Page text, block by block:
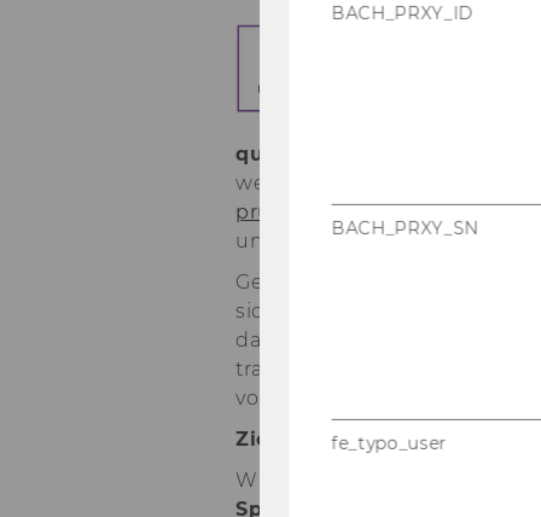
qua­li­tät in der
wer­den kann. Die
prüft
und kön­nen für das
und die Mes­sung von
Geht es um die
sich diese
selbst zu ihrer
dann mög­lich sein, wenn
traut sind oder
von (deutsch­spra­chi­gen)
Ziel die­ses Pro­jekts ASCOT-​
Wir ent­wi­ckel­ten eine
Spra­che
und tes­te­ten diese
BACH_PRXY_ID
BACH_PRXY_SN
fe_typo_user